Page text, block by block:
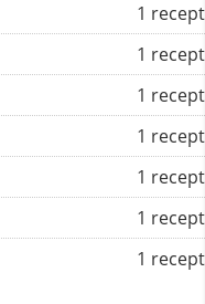
1 recept
1 recept
1 recept
1 recept
1 recept
1 recept
1 recept